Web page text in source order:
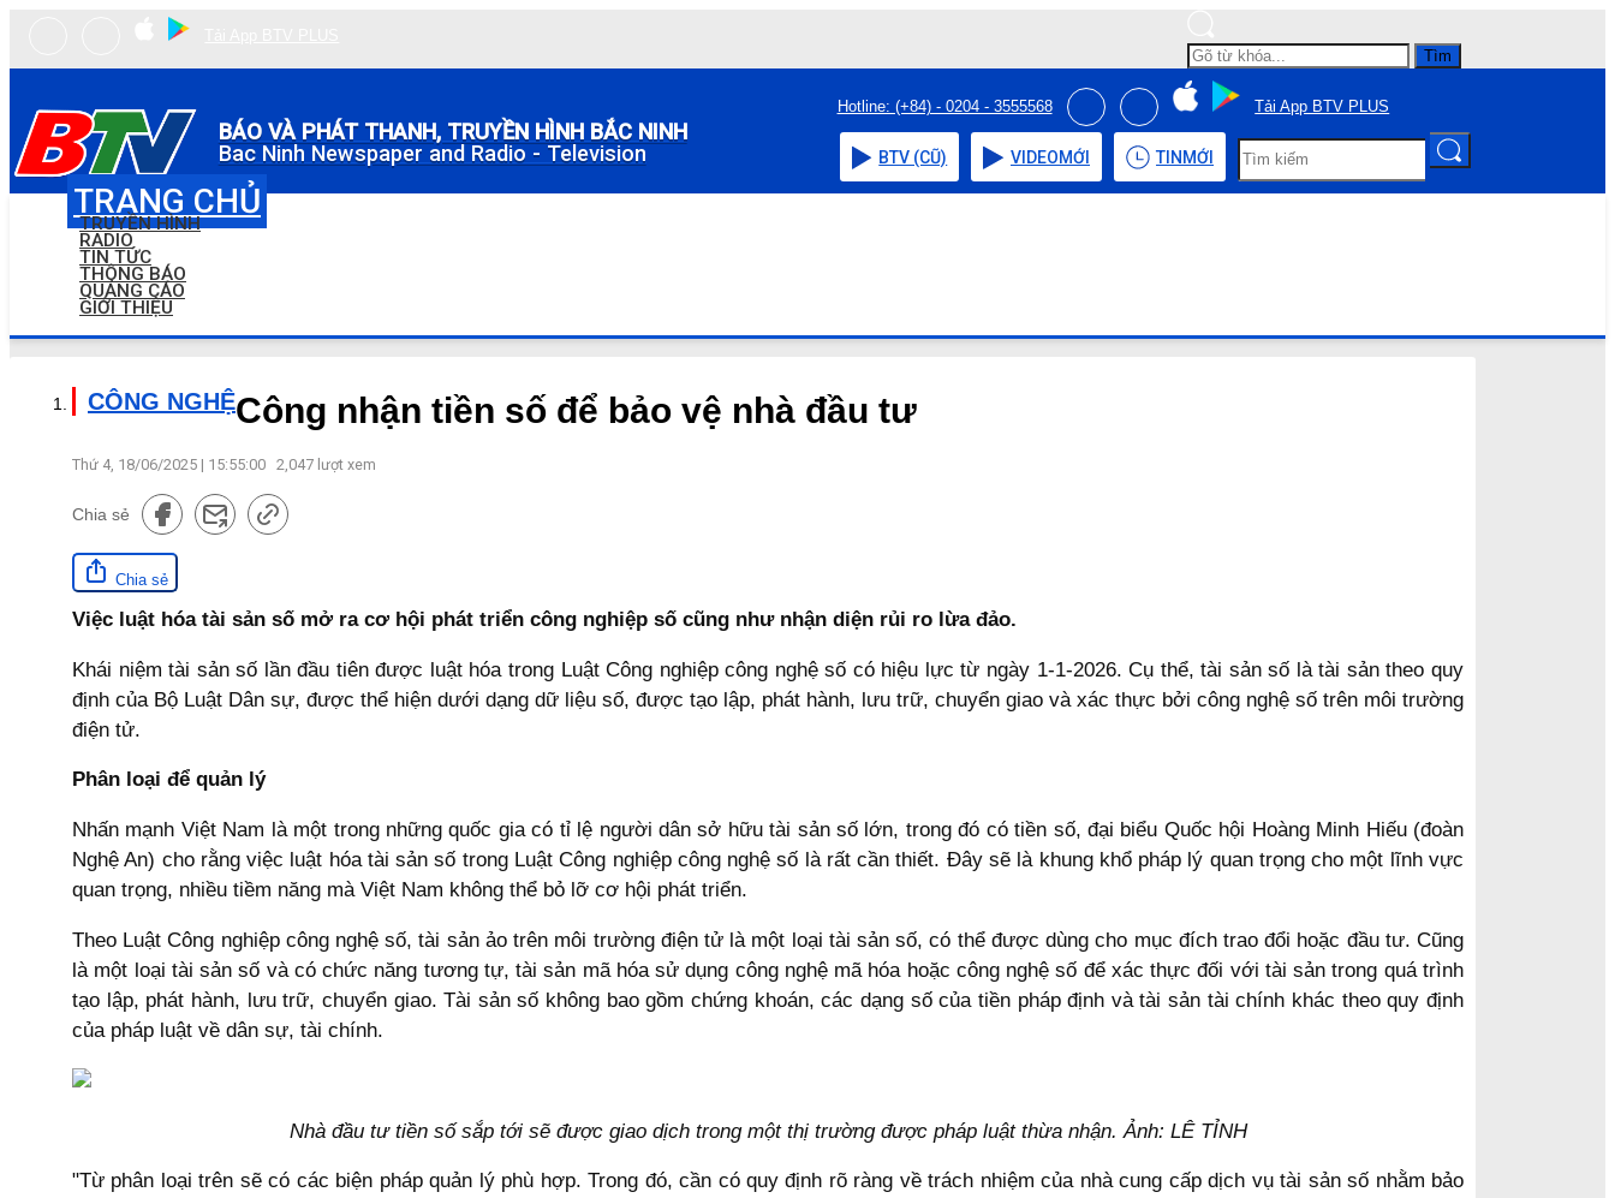
Tìm
BÁO VÀ PHÁT THANH, TRUYỀN HÌNH BẮC NINH
Bac Ninh Newspaper and Radio - Television
Hotline: (+84) - 0204 - 3555568 Tải App BTV PLUS
BTV (CŨ) VIDEOMỚI TIN MỚI
TRANG CHỦ
TRUYỀN HÌNH
RADIO
TIN TỨC
THÔNG BÁO
QUẢNG CÁO
GIỚI THIỆU
CÔNG NGHỆCông nhận tiền số để bảo vệ nhà đầu tư
Thứ 4, 18/06/2025 | 15:55:00 2,047 lượt xem
Chia sẻ
Chia sẻ
Việc luật hóa tài sản số mở ra cơ hội phát triển công nghiệp số cũng như nhận diện rủi ro lừa đảo.
Khái niệm tài sản số lần đầu tiên được luật hóa trong Luật Công nghiệp công nghệ số có hiệu lực từ ngày 1-1-2026. Cụ thể, tài sản số là tài sản theo quy
định của Bộ Luật Dân sự, được thể hiện dưới dạng dữ liệu số, được tạo lập, phát hành, lưu trữ, chuyển giao và xác thực bởi công nghệ số trên môi trường
điện tử.
Phân loại để quản lý
Nhấn mạnh Việt Nam là một trong những quốc gia có tỉ lệ người dân sở hữu tài sản số lớn, trong đó có tiền số, đại biểu Quốc hội Hoàng Minh Hiếu (đoàn
Nghệ An) cho rằng việc luật hóa tài sản số trong Luật Công nghiệp công nghệ số là rất cần thiết. Đây sẽ là khung khổ pháp lý quan trọng cho một lĩnh vực
quan trọng, nhiều tiềm năng mà Việt Nam không thể bỏ lỡ cơ hội phát triển.
Theo Luật Công nghiệp công nghệ số, tài sản ảo trên môi trường điện tử là một loại tài sản số, có thể được dùng cho mục đích trao đổi hoặc đầu tư. Cũng
là một loại tài sản số và có chức năng tương tự, tài sản mã hóa sử dụng công nghệ mã hóa hoặc công nghệ số để xác thực đối với tài sản trong quá trình
tạo lập, phát hành, lưu trữ, chuyển giao. Tài sản số không bao gồm chứng khoán, các dạng số của tiền pháp định và tài sản tài chính khác theo quy định
của pháp luật về dân sự, tài chính.
Nhà đầu tư tiền số sắp tới sẽ được giao dịch trong một thị trường được pháp luật thừa nhận. Ảnh: LÊ TỈNH
"Từ phân loại trên sẽ có các biện pháp quản lý phù hợp. Trong đó, cần có quy định rõ ràng về trách nhiệm của nhà cung cấp dịch vụ tài sản số nhằm bảo